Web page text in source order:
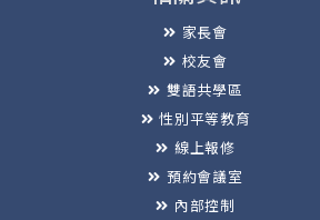
家長會
校友會
雙語共學區
性別平等教育
線上報修
預約會議室
內部控制